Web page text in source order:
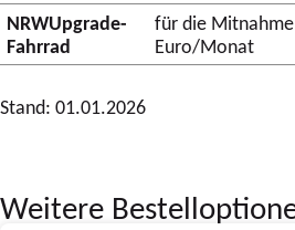
NRWUpgrade­
Fahrrad
für die
Euro/Monat
Stand: 01.01.2026
Weitere